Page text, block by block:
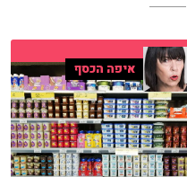
איפה הכסף